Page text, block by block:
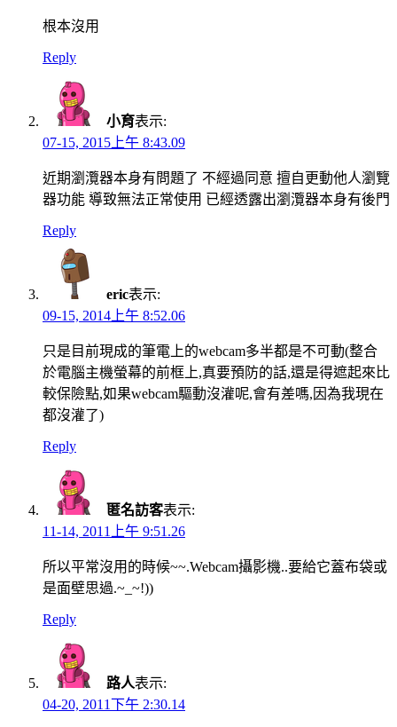
根本沒用
Reply
小育表示:
07-15, 2015上午 8:43.09
近期瀏灠器本身有問題了 不經過同意 擅自更動他人瀏覽
器功能 導致無法正常使用 已經透露出瀏灠器本身有後門
Reply
eric表示:
09-15, 2014上午 8:52.06
只是目前現成的筆電上的webcam多半都是不可動(整合
於電腦主機螢幕的前框上,真要預防的話,還是得遮起來比
較保險點,如果webcam驅動沒灌呢,會有差嗎,因為我現在
都沒灌了)
Reply
匿名訪客表示:
11-14, 2011上午 9:51.26
所以平常沒用的時候~~.Webcam攝影機..要給它蓋布袋或
是面壁思過.~_~!))
Reply
路人表示:
04-20, 2011下午 2:30.14